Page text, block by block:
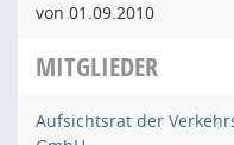
von 01.09.2010
MITGLIEDER
Aufsichtsrat der